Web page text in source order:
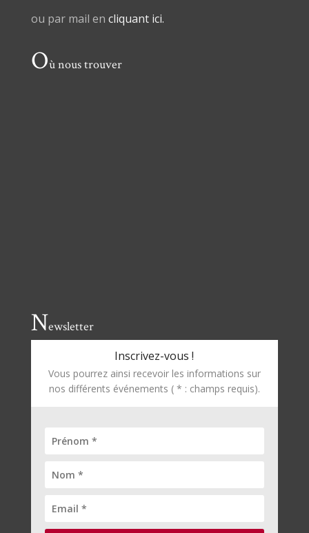
ou par mail en cliquant ici.
Où nous trouver
Newsletter
Inscrivez-vous !
Vous pourrez ainsi recevoir les informations sur
nos différents événements ( * : champs requis).